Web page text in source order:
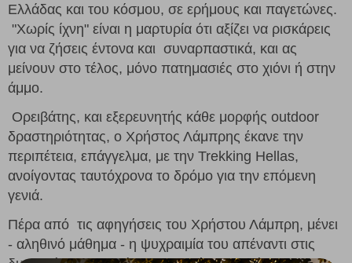
Ελλάδας και του κόσμου, σε ερήμους και παγετώνες.
"Χωρίς ίχνη" είναι η μαρτυρία ότι αξίζει να ρισκάρεις
για να ζήσεις έντονα και συναρπαστικά, και ας
μείνουν στο τέλος, μόνο πατημασιές στο χιόνι ή στην
άμμο.
Ορειβάτης, και εξερευνητής κάθε μορφής outdoor
δραστηριότητας, ο Χρήστος Λάμπρης έκανε την
περιπέτεια, επάγγελμα, με την Trekking Hellas,
ανοίγοντας ταυτόχρονα το δρόμο για την επόμενη
γενιά.
Πέρα από τις αφηγήσεις του Χρήστου Λάμπρη, μένει
- αληθινό μάθημα - η ψυχραιμία του απέναντι στις